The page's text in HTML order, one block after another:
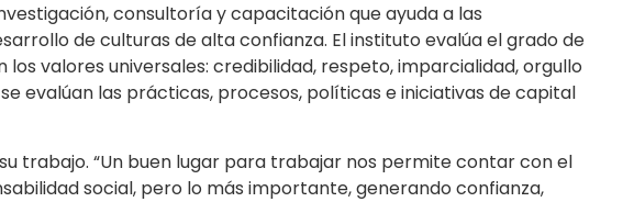
consultoría y capacitación que ayuda a las
de culturas de alta confianza. El instituto evalúa el grado de
valores universales: credibilidad, respeto, imparcialidad, orgullo
evalúan las prácticas, procesos, políticas e iniciativas de capital
trabajo. “Un buen lugar para trabajar nos permite contar con el
social, pero lo más importante, generando confianza,